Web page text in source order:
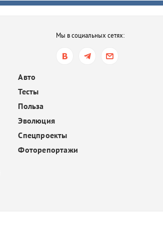
В Ростове-на-Дону
электросамокатов
Мы в социальных сетях:
Авто
Тесты
Польза
Эволюция
Спецпроекты
Фоторепортажи